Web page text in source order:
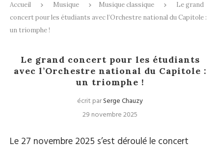
Accueil Musique Musique classique
Le grand
concert pour les étudiants avec l’Orchestre national du Capitole :
un triomphe !
Le grand concert pour les étudiants
avec l’Orchestre national du Capitole :
un triomphe !
écrit parSerge Chauzy
29 novembre 2025
Le 27 novembre 2025 s’est déroulé le concert